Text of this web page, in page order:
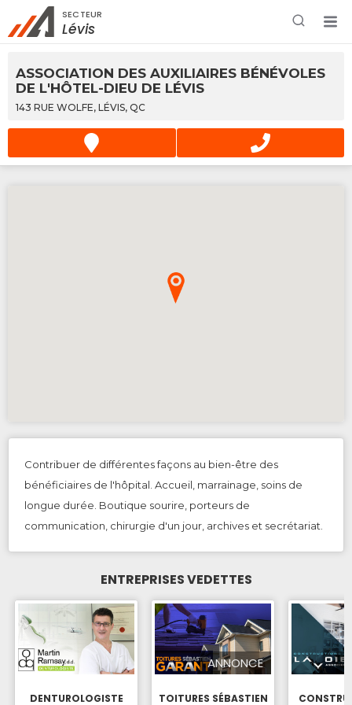
Rechercher à proximité - Entreprise / Rabais /
Services
SECTEUR
Lévis
ASSOCIATION DES AUXILIAIRES BÉNÉVOLES
DE L'HÔTEL-DIEU DE LÉVIS
143 RUE WOLFE, LÉVIS, QC
Contribuer de différentes façons au bien-être des
bénéficiaires de l'hôpital. Accueil, marrainage, soins de
longue durée. Boutique sourire, porteurs de
communication, chirurgie d'un jour, archives et secrétariat.
ENTREPRISES VEDETTES
DENTUROLOGISTE
ANNONCE
TOITURES SÉBASTIEN